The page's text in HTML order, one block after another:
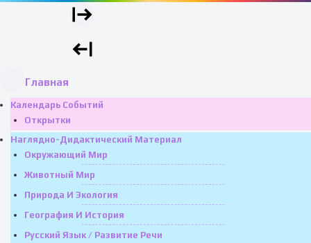
Главная
Календарь Событий
Открытки
Наглядно-Дидактический Материал
Окружающий Мир
Животный Мир
Природа И Экология
География И История
Русский Язык / Развитие Речи